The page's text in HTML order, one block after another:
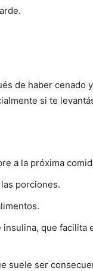
de haber cenado
si te
a la próxima
porciones.
que facilita
suele ser